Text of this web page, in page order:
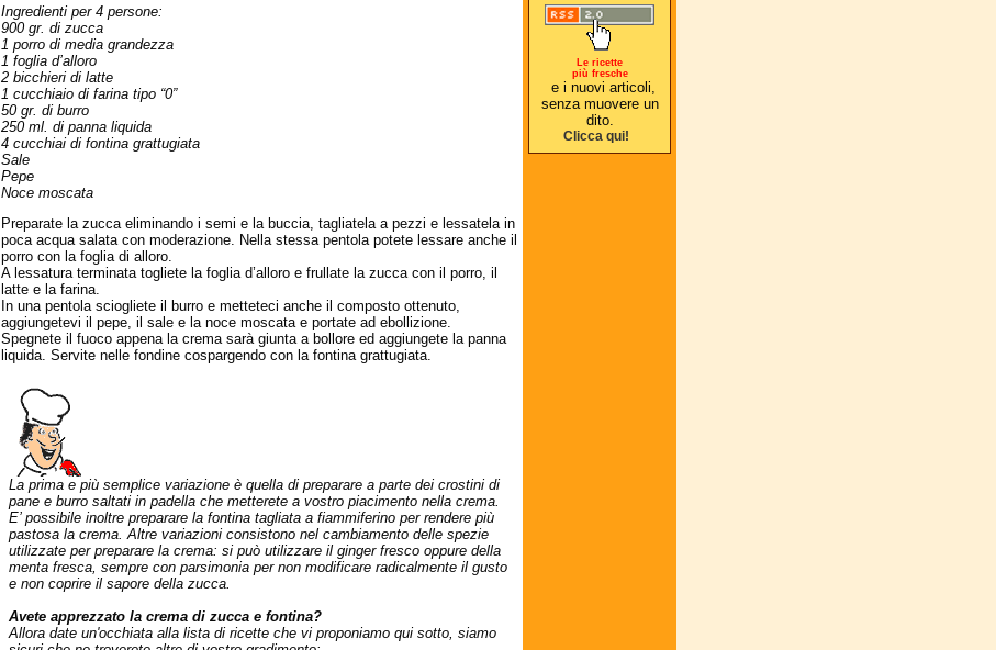
Ingredienti per 4 persone:
900 gr. di zucca
1 porro di media grandezza
1 foglia d’alloro
2 bicchieri di latte
1 cucchiaio di farina tipo “0”
50 gr. di burro
250 ml. di panna liquida
4 cucchiai di fontina grattugiata
Sale
Pepe
Noce moscata
Preparate la zucca eliminando i semi e la buccia, tagliatela a pezzi e lessatela in
poca acqua salata con moderazione. Nella stessa pentola potete lessare anche il
porro con la foglia di alloro.
A lessatura terminata togliete la foglia d’alloro e frullate la zucca con il porro, il
latte e la farina.
In una pentola sciogliete il burro e metteteci anche il composto ottenuto,
aggiungetevi il pepe, il sale e la noce moscata e portate ad ebollizione.
Spegnete il fuoco appena la crema sarà giunta a bollore ed aggiungete la panna
liquida. Servite nelle fondine cospargendo con la fontina grattugiata.
La prima e più semplice variazione è quella di preparare a parte dei crostini di
pane e burro saltati in padella che metterete a vostro piacimento nella crema.
E’ possibile inoltre preparare la fontina tagliata a fiammiferino per rendere più
pastosa la crema. Altre variazioni consistono nel cambiamento delle spezie
utilizzate per preparare la crema: si può utilizzare il ginger fresco oppure della
menta fresca, sempre con parsimonia per non modificare radicalmente il gusto
e non coprire il sapore della zucca.
Avete apprezzato la crema di zucca e fontina?
Allora date un'occhiata alla lista di ricette che vi proponiamo qui sotto, siamo
Le ricette
più fresche
e i nuovi articoli,
senza muovere un
dito.
Clicca qui!